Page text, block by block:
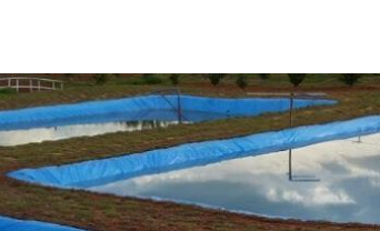
Lona para Barraca
Lona para Camping
Lona para Estufa